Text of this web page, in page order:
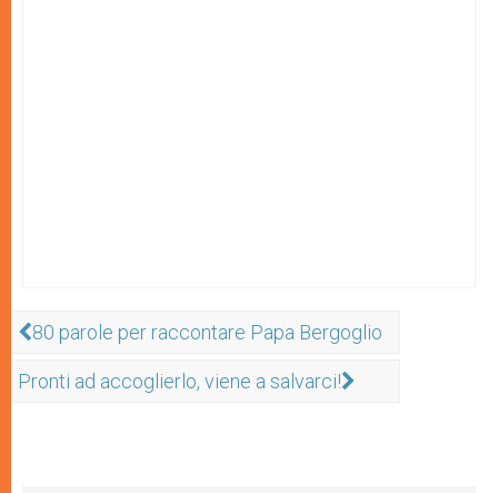
80 parole per raccontare Papa Bergoglio
Pronti ad accoglierlo, viene a salvarci!